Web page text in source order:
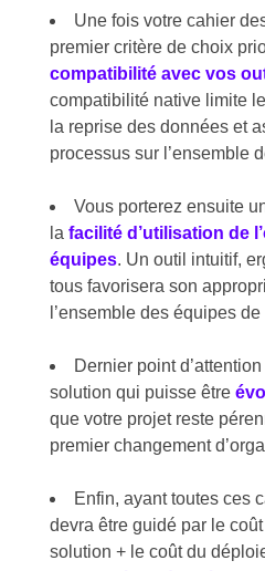
Une fois votre cahier
premier critère de choix
compatibilité avec vos
compatibilité native limite
la reprise des données et
processus sur l’ensemble
Vous porterez ensuite
la facilité d’utilisation de
équipes. Un outil intuitif,
tous favorisera son
l’ensemble des équipes
Dernier point
solution qui puisse être
que votre projet reste
premier changement
Enfin, ayant toutes ces
devra être guidé par le
solution + le coût du